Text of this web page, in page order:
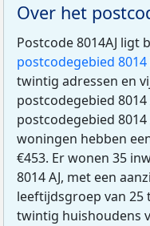
Over het
Postcode 8014AJ ligt
postcodegebied 8014
twintig adressen en
postcodegebied
postcodegebied
woningen hebben
€453. Er wonen 35
8014 AJ, met een
leeftijdsgroep van 25
twintig huishoudens